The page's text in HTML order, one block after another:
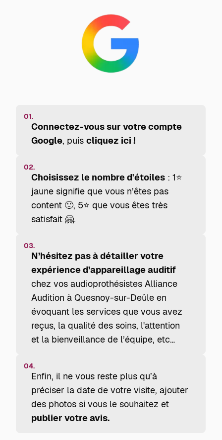
01.
Connectez-vous sur votre compte
Google, puiscliquez ici !
02.
Choisissez le nombre d'étoiles : 1⭐
jaune signifie que vous n’êtes pas
content 🙁, 5⭐ que vous êtes très
satisfait 🤗.
03.
N’hésitez pas à détailler votre
expérience d’appareillage auditif
chez vos audioprothésistes Alliance
Audition à Quesnoy-sur-Deûle en
évoquant les services que vous avez
reçus, la qualité des soins, l'attention
et la bienveillance de l’équipe, etc…
04.
Enfin, il ne vous reste plus qu’à
préciser la date de votre visite, ajouter
des photos si vous le souhaitez et
publier votre avis.